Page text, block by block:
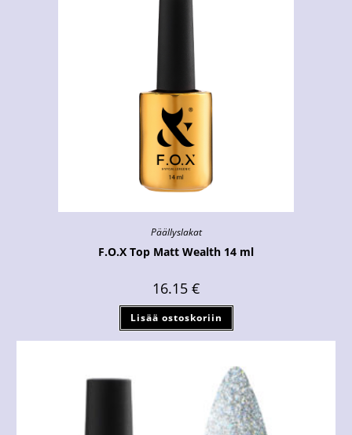
Päällyslakat
F.O.X Top Matt Wealth 14 ml
16.15 €
Lisää ostoskoriin